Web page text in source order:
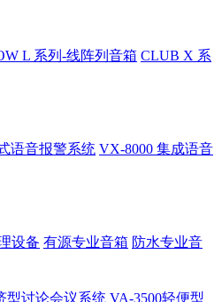
L 系列-线阵列音箱 CLUB X 系
语音报警系统 VX-8000 集成语音
设备 有源专业音箱 防水专业音
型讨论会议系统 VA-3500轻便型